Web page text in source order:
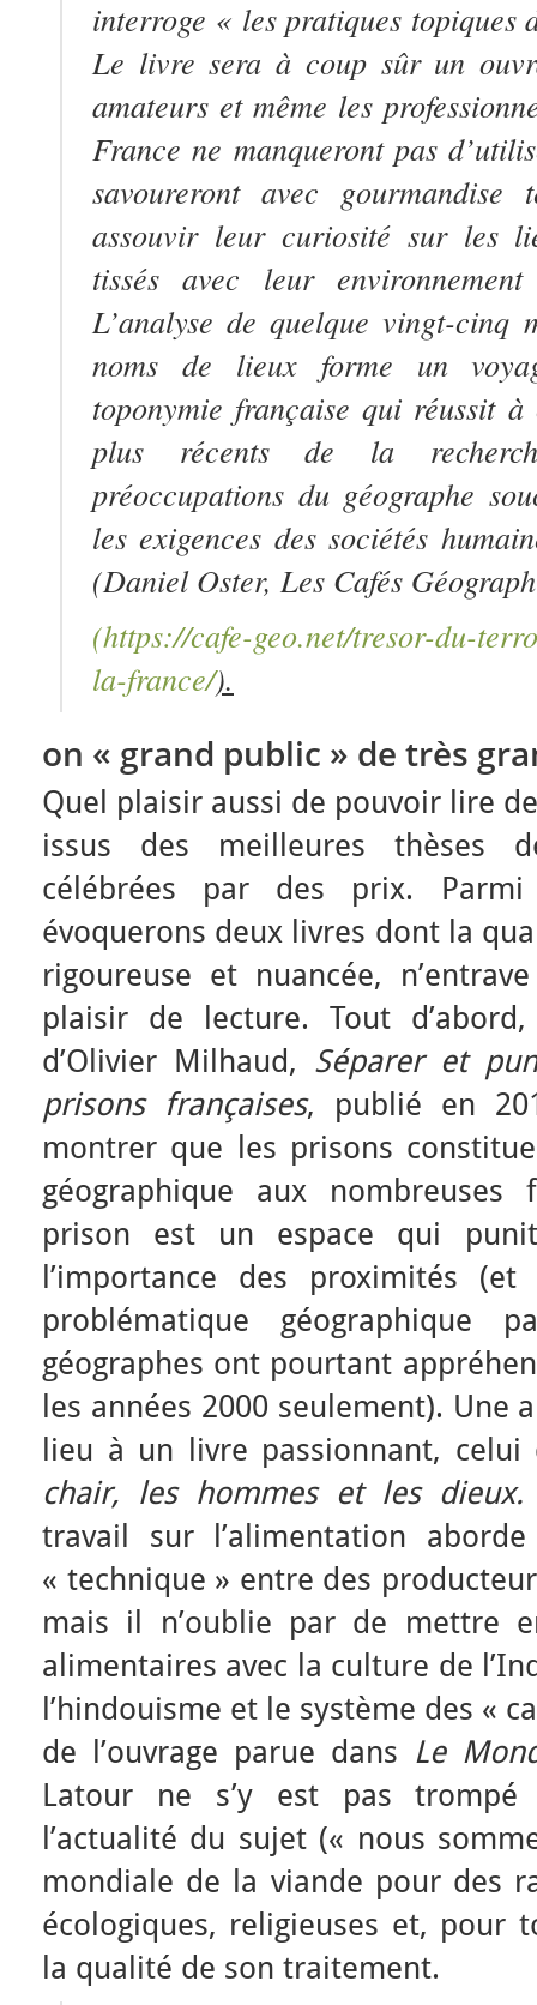
interroge « les pratiques topiques
Le livre sera à coup sûr un
amateurs et même les
France ne manqueront pas
savoureront avec
assouvir leur curiosité sur les
tissés avec leur
L’analyse de quelque vingt-cinq
noms de lieux forme un
toponymie française qui réussit
plus récents de la
préoccupations du géographe
les exigences des sociétés
(Daniel Oster, Les Cafés
(https://cafe-geo.net/tresor-du-
la-france/).
on « grand public » de très
Quel plaisir aussi de pouvoir lire
issus des meilleures thèses
célébrées par des prix.
évoquerons deux livres dont la
rigoureuse et nuancée,
plaisir de lecture. Tout
d’Olivier Milhaud, Séparer et
prisons françaises, publié en
montrer que les prisons
géographique aux
prison est un espace qui
l’importance des proximités
problématique géographique
géographes ont pourtant
les années 2000 seulement). Une
lieu à un livre passionnant,
chair, les hommes et les
travail sur l’alimentation
« technique » entre des
mais il n’oublie par de mettre
alimentaires avec la culture de
l’hindouisme et le système des «
de l’ouvrage parue dans Le
Latour ne s’y est pas
l’actualité du sujet (« nous
mondiale de la viande pour des
écologiques, religieuses et, pour
la qualité de son traitement.